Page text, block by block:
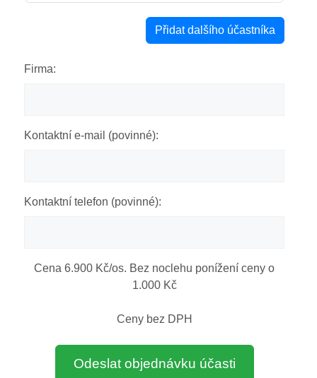
Přidat dalšího účastníka
Firma:
Kontaktní e-mail (povinné):
Kontaktní telefon (povinné):
Cena 6.900 Kč/os. Bez noclehu ponížení ceny o
1.000 Kč
Ceny bez DPH
Odeslat objednávku účasti